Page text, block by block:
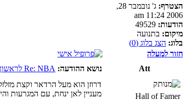
הצטרף:
ג' נובמבר 28,
2006 11:24 am
הודעות:
מיקום: בתנועה
בלוג: הצג בלוג (0)
חזור למעלה
Att
נושא ההודעה: Re: NBA לראשון
Hall of Famer
דרוזן הוא מעל הרדאר וקצת
מעניין לאן ינחת, עם המגרעות